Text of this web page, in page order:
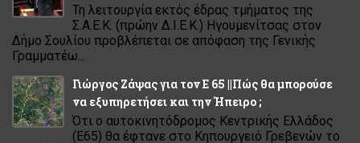
Τη λειτουργία εκτός έδρας τμήματος της
Σ.Α.Ε.Κ. (πρώην Δ.Ι.Ε.Κ.) Ηγουμενίτσας στον
Δήμο Σουλίου προβλέπεται σε απόφαση της Γενικής
Γραμματέω...
Γιώργος Ζάψας για τον Ε 65 ||Πώς θα μπορούσε
να εξυπηρετήσει και την Ήπειρο ;
Ότι ο αυτοκινητόδρομος Κεντρικής Ελλάδος
(Ε65) θα έφτανε στο Κηπουργειό Γρεβενών το